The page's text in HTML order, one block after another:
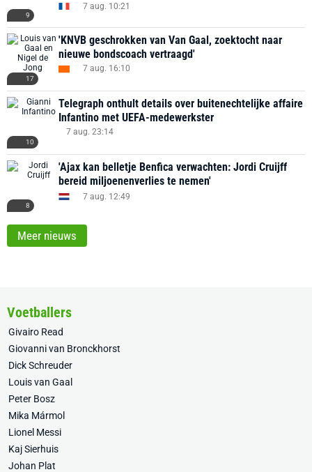
9
7 aug. 10:21
17
'KNVB geschrokken van Van Gaal, zoektocht naar
nieuwe bondscoach vertraagd'
7 aug. 16:10
10
Telegraph onthult details over buitenechtelijke affaire
Infantino met UEFA-medewerkster
7 aug. 23:14
8
'Ajax kan belletje Benfica verwachten: Jordi Cruijff
bereid miljoenenverlies te nemen'
7 aug. 12:49
Meer nieuws
Voetballers
Givairo Read
Giovanni van Bronckhorst
Dick Schreuder
Louis van Gaal
Peter Bosz
Mika Mármol
Lionel Messi
Kaj Sierhuis
Johan Plat